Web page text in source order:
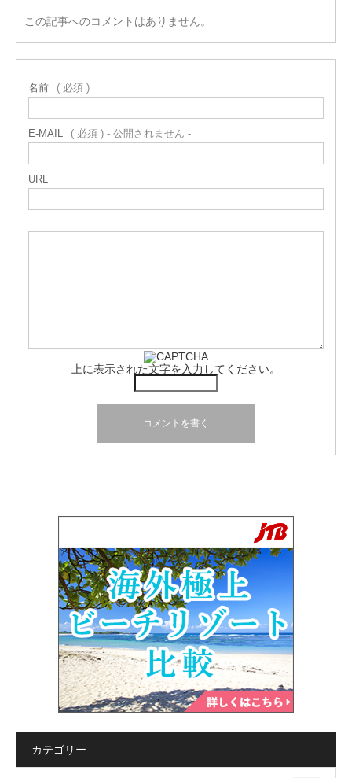
この記事へのコメントはありません。
名前 ( 必須 )
E-MAIL ( 必須 ) - 公開されません -
URL
上に表示された文字を入力してください。
カテゴリー